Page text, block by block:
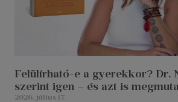
Felülírható-e a gyerekkor? Dr.
szerint igen – és azt is
2026. július 17.